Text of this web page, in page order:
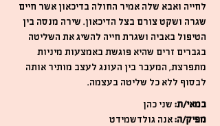
לחייה ואבא שלה אמיר החולה בדיכאון אשר חיים
שגרה ושקט צורם בצל הדיכאון. שירה מנסה בין
הטיפול באביה ושגרת חייה להשיג את השליטה
בגברים זרים שהיא פוגשת באמצעות מיניות
מתפרצת, המעבר בין העונג לעצב מותיר אותה
לבסוף ללא כל שליטה בעצמה.
במאי/ת: שני כהן
מפיק/ה:אנה גולדשמידט